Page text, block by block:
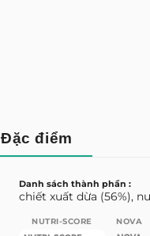
Đặc điểm
Danh sách thành phần :
chiết xuất dừa (56%),
NUTRI-SCORE NOVA